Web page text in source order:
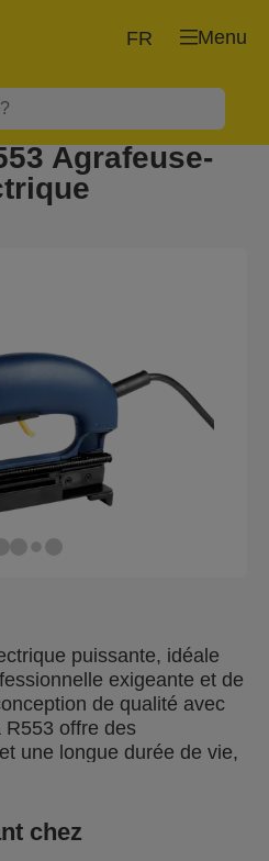
Menu
FR
Agrafeuse-
puissante, idéale
exigeante et de
de qualité avec
R553 offre des
une longue durée de vie,
Parfaite pour les
de désenraiement
chez